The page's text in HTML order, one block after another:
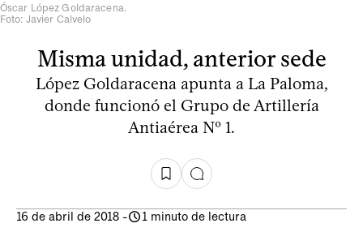
Óscar López Goldaracena.
Foto: Javier Calvelo
Misma unidad, anterior sede
López Goldaracena apunta a La Paloma,
donde funcionó el Grupo de Artillería
Antiaérea Nº 1.
16 de abril de 2018 - 1 minuto de lectura